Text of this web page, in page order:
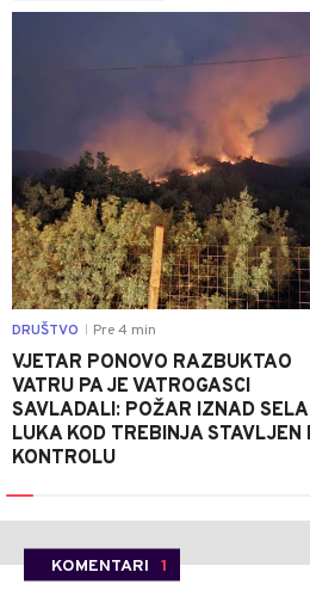
DRUŠTVO Pre 4 min
VJETAR PONOVO RAZBUKTAO
VATRU PA JE VATROGASCI
SAVLADALI: POŽAR IZNAD SELA
LUKA KOD TREBINJA STAVLJEN
KONTROLU
KOMENTARI 1